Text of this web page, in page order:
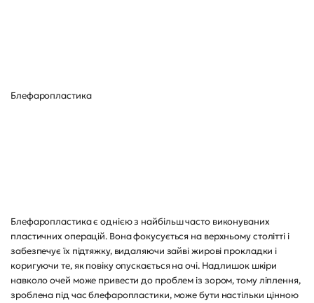
Блефаропластика
Блефаропластика є однією з найбільш часто виконуваних
пластичних операцій. Вона фокусується на верхньому столітті і
забезпечує їх підтяжку, видаляючи зайві жирові прокладки і
коригуючи те, як повіку опускається на очі. Надлишок шкіри
навколо очей може привести до проблем із зором, тому ліплення,
зроблена під час блефаропластики, може бути настільки цінною